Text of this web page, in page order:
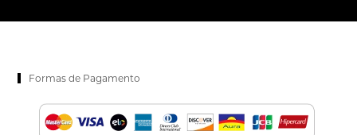
Formas de Pagamento